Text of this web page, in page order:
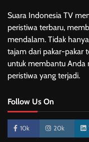
Suara Indonesia TV
peristiwa terbaru,
mendalam. Tidak
tajam dari pakar-pakar
untuk membantu Anda
peristiwa yang terjadi.
Follow Us On
10k 20k